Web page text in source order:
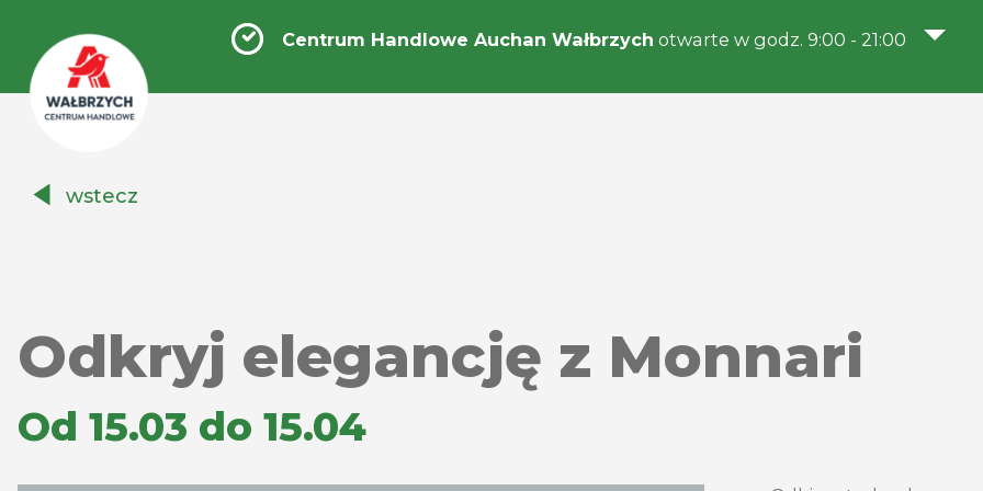
Handlowe
Centrum Handlowe Auchan Wałbrzych otwarte w godz. 9:00 - 21:00
wstecz
Odkryj elegancję z Monnari
Od 15.03 do 15.04